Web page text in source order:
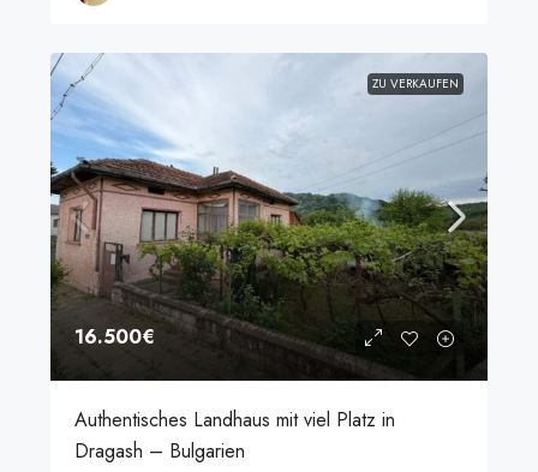
ZU VERKAUFEN
16.500€
Authentisches Landhaus mit viel Platz in
Dragash – Bulgarien